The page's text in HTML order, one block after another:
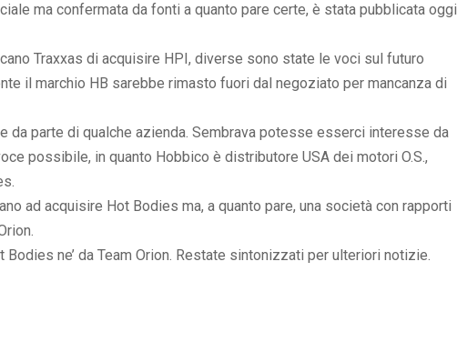
ma confermata da fonti a quanto pare certe, è stata pubblicata oggi
Traxxas di acquisire HPI, diverse sono state le voci sul futuro
il marchio HB sarebbe rimasto fuori dal negoziato per mancanza di
da parte di qualche azienda. Sembrava potesse esserci interesse da
possibile, in quanto Hobbico è distributore USA dei motori O.S.,
ad acquisire Hot Bodies ma, a quanto pare, una società con rapporti
Bodies ne’ da Team Orion. Restate sintonizzati per ulteriori notizie.